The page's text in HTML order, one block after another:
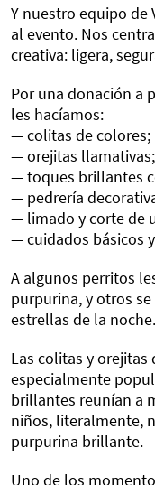
Y nuestro equipo de
al evento. Nos
creativa: ligera,
Por una donación a
les hacíamos:
— colitas de colores;
— orejitas llamativas;
— toques brillantes
— pedrería
— limado y corte de
— cuidados básicos
A algunos perritos
purpurina, y otros
estrellas de la noche.
Las colitas y orejitas
especialmente
brillantes reunían a
niños, literalmente,
purpurina brillante.
Uno de los